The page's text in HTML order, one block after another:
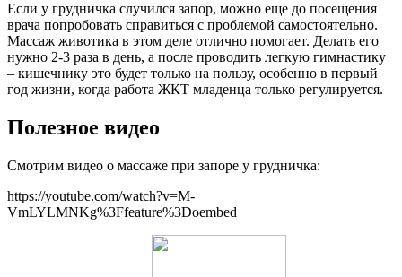
Если у грудничка случился запор, можно еще до посещения
врача попробовать справиться с проблемой самостоятельно.
Массаж животика в этом деле отлично помогает. Делать его
нужно 2-3 раза в день, а после проводить легкую гимнастику
– кишечнику это будет только на пользу, особенно в первый
год жизни, когда работа ЖКТ младенца только регулируется.
Полезное видео
Смотрим видео о массаже при запоре у грудничка:
https://youtube.com/watch?v=M-
VmLYLMNKg%3Ffeature%3Doembed